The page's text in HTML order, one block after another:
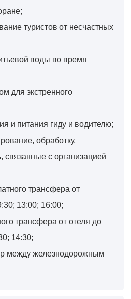
туристов от несчастных
воды во время
для экстренного
и питания гиду и водителю;
обработку,
связанные с организацией
трансфера от
13:00; 16:00;
трансфера от отеля до
14:30;
между железнодорожным